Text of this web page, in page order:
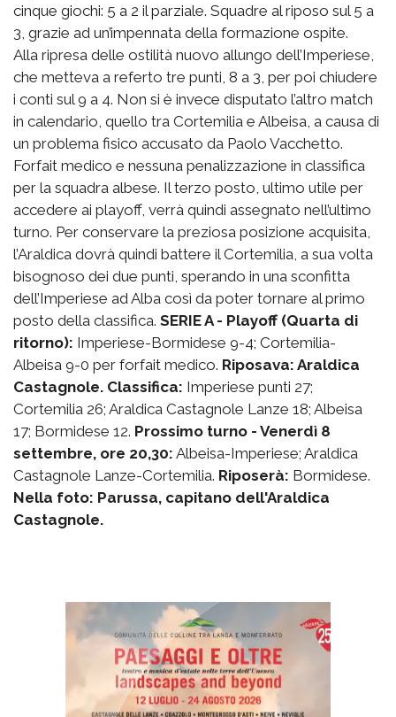
cinque giochi: 5 a 2 il parziale. Squadre al riposo sul 5 a
3, grazie ad un’impennata della formazione ospite.
Alla ripresa delle ostilità nuovo allungo dell’Imperiese,
che metteva a referto tre punti, 8 a 3, per poi chiudere
i conti sul 9 a 4. Non si è invece disputato l’altro match
in calendario, quello tra Cortemilia e Albeisa, a causa di
un problema fisico accusato da Paolo Vacchetto.
Forfait medico e nessuna penalizzazione in classifica
per la squadra albese. Il terzo posto, ultimo utile per
accedere ai playoff, verrà quindi assegnato nell’ultimo
turno. Per conservare la preziosa posizione acquisita,
l’Araldica dovrà quindi battere il Cortemilia, a sua volta
bisognoso dei due punti, sperando in una sconfitta
dell’Imperiese ad Alba così da poter tornare al primo
posto della classifica. SERIE A - Playoff (Quarta di
ritorno): Imperiese-Bormidese 9-4; Cortemilia-
Albeisa 9-0 per forfait medico. Riposava: Araldica
Castagnole. Classifica: Imperiese punti 27;
Cortemilia 26; Araldica Castagnole Lanze 18; Albeisa
17; Bormidese 12. Prossimo turno - Venerdì 8
settembre, ore 20,30: Albeisa-Imperiese; Araldica
Castagnole Lanze-Cortemilia. Riposerà: Bormidese.
Nella foto: Parussa, capitano dell'Araldica
Castagnole.